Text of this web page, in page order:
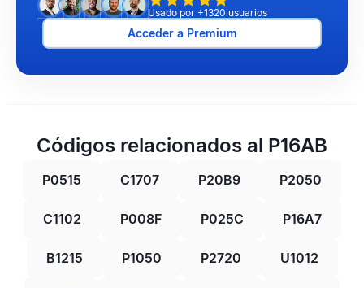
Usado por +1320 usuarios
Acceder a Premium
Códigos relacionados al P16AB
P0515 C1707 P20B9 P2050
C1102 P008F P025C P16A7
B1215 P1050 P2720 U1012